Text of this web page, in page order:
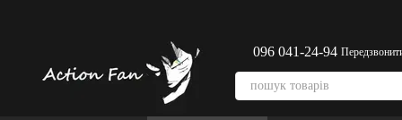
096 041-24-94